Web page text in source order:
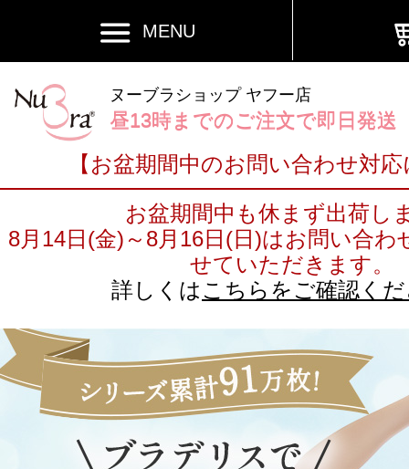
ヌーブラショップ ヤフー店
昼13時までのご注文で即日発送
【お盆期間中のお問い合わせ対
お盆期間中も休まず出荷し
8月14日(金)～8月16日(日)はお問い合わ
せていただきます。
詳しくはこちらをご確認く
MENU